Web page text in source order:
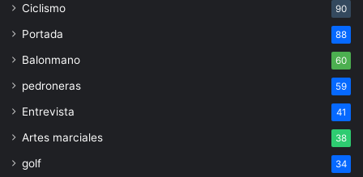
Ciclismo 90
Portada 88
Balonmano 60
pedroneras 59
Entrevista 41
Artes marciales 38
golf 34